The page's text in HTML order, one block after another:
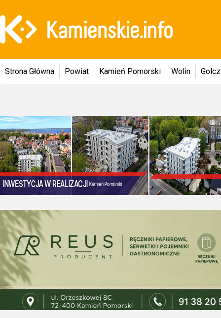
Strona Główna Powiat Kamień Pomorski Wolin